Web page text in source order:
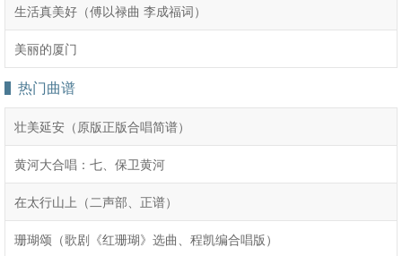
生活真美好（傅以禄曲 李成福词）
美丽的厦门
热门曲谱
壮美延安（原版正版合唱简谱）
黄河大合唱：七、保卫黄河
在太行山上（二声部、正谱）
珊瑚颂（歌剧《红珊瑚》选曲、程凯编合唱版）